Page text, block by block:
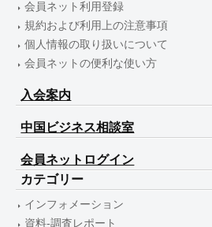
会員ネット利用登録
規約および利用上の注意事項
個人情報の取り扱いについて
会員ネットの便利な使い方
入会案内
中国ビジネス相談室
会員ネットログイン
カテゴリー
インフォメーション
資料-調査レポート